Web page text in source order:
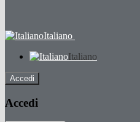
Italiano
Italiano
Accedi
Accedi